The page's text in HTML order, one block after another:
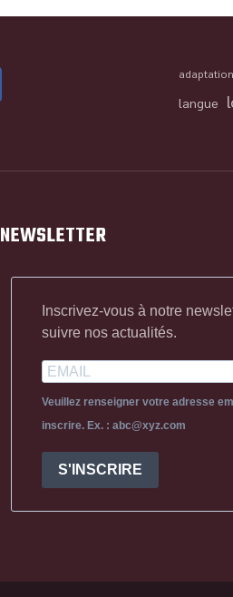
adaptation
langue
NEWSLETTER
Inscrivez-vous à notre
suivre nos actualités.
Veuillez renseigner votre adresse
inscrire. Ex. : abc@xyz.com
S'INSCRIRE